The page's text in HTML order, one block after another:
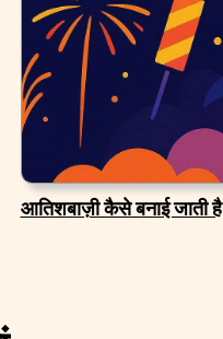
आतिशबाज़ी कैसे बनाई जाती है